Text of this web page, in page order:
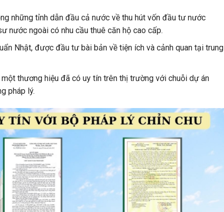
những tỉnh dẫn đầu cả nước về thu hút vốn đầu tư nước
nước ngoài có nhu cầu thuê căn hộ cao cấp.
Nhật, được đầu tư bài bản về tiện ích và cảnh quan tại trung
một thương hiệu đã có uy tín trên thị trường với chuỗi dự án
pháp lý.